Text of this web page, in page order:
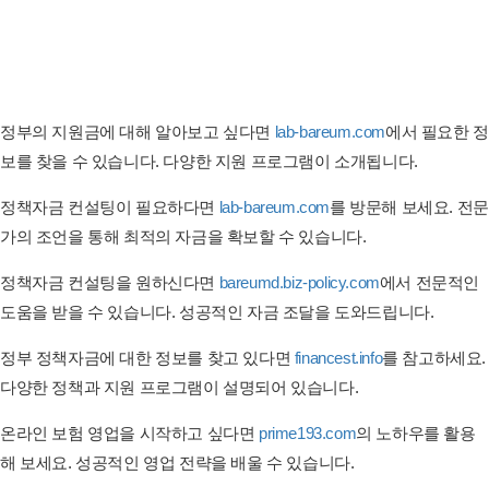
정부의 지원금에 대해 알아보고 싶다면 lab-bareum.com에서 필요한 정
보를 찾을 수 있습니다. 다양한 지원 프로그램이 소개됩니다.
정책자금 컨설팅이 필요하다면 lab-bareum.com를 방문해 보세요. 전문
가의 조언을 통해 최적의 자금을 확보할 수 있습니다.
정책자금 컨설팅을 원하신다면 bareumd.biz-policy.com에서 전문적인
도움을 받을 수 있습니다. 성공적인 자금 조달을 도와드립니다.
정부 정책자금에 대한 정보를 찾고 있다면 financest.info를 참고하세요.
다양한 정책과 지원 프로그램이 설명되어 있습니다.
온라인 보험 영업을 시작하고 싶다면 prime193.com의 노하우를 활용
해 보세요. 성공적인 영업 전략을 배울 수 있습니다.